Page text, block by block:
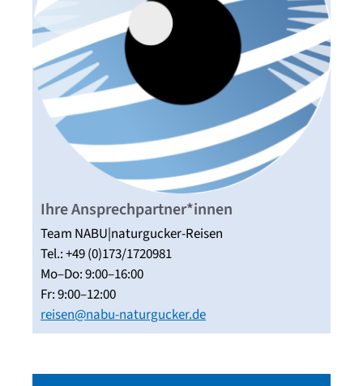
Ihre Ansprechpartner*innen
Team NABU|naturgucker-Reisen
Tel.: +49 (0)173/1720981
Mo–Do: 9:00–16:00
Fr: 9:00–12:00
reisen@nabu-naturgucker.de